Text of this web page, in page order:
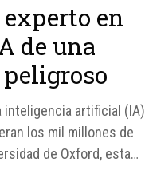
en
de una
inteligencia artificial (IA)
los mil millones de
de Oxford, esta